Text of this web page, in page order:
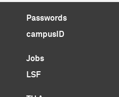
Passwords
campusID
Jobs
LSF